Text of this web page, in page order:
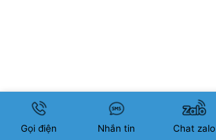
Gọi điện Nhắn tin Chat zalo